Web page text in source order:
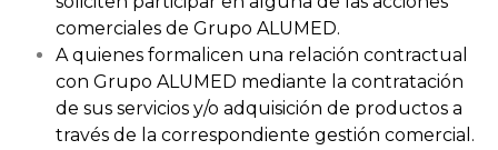
comerciales de Grupo ALUMED.
A quienes formalicen una relación contractual
con Grupo ALUMED mediante la contratación
de sus servicios y/o adquisición de productos a
través de la correspondiente gestión comercial.